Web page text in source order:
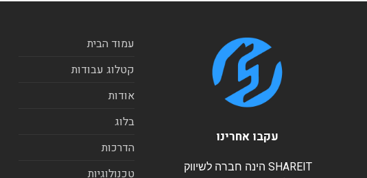
עקבו אחרינו
SHAREIT הינה חברה לשיווק
עמוד הבית
קטלוג עבודות
אודות
בלוג
הדרכות
טכנולוגיות